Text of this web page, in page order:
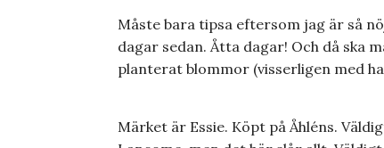
Måste bara tipsa eftersom jag är så
dagar sedan. Åtta dagar! Och då ska
planterat blommor (visserligen med
Märket är Essie. Köpt på Åhléns.